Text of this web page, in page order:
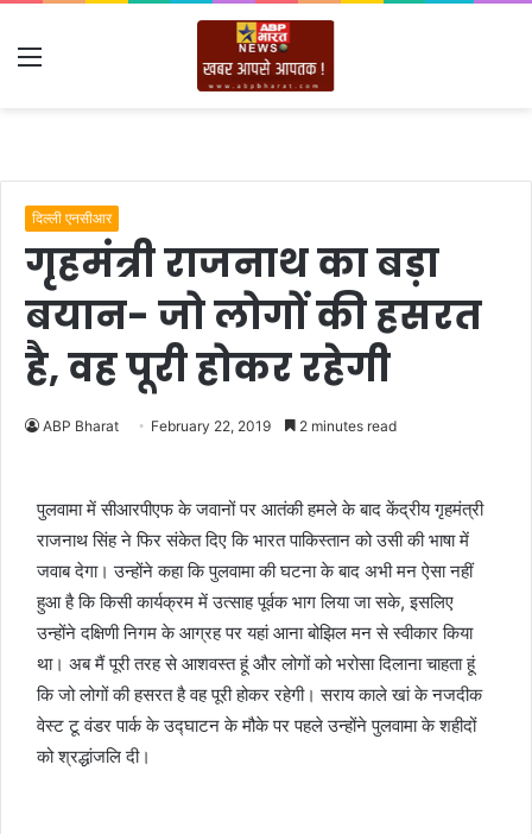
Menu
दिल्ली एनसीआर
गृहमंत्री राजनाथ का बड़ा
बयान- जो लोगों की हसरत
है, वह पूरी होकर रहेगी
ABP Bharat February 22, 2019 2 minutes read
पुलवामा में सीआरपीएफ के जवानों पर आतंकी हमले के बाद केंद्रीय गृहमंत्री
राजनाथ सिंह ने फिर संकेत दिए कि भारत पाकिस्तान को उसी की भाषा में
जवाब देगा। उन्होंने कहा कि पुलवामा की घटना के बाद अभी मन ऐसा नहीं
हुआ है कि किसी कार्यक्रम में उत्साह पूर्वक भाग लिया जा सके, इसलिए
उन्होंने दक्षिणी निगम के आग्रह पर यहां आना बोझिल मन से स्वीकार किया
था। अब मैं पूरी तरह से आशवस्त हूं और लोगों को भरोसा दिलाना चाहता हूं
कि जो लोगों की हसरत है वह पूरी होकर रहेगी। सराय काले खां के नजदीक
वेस्ट टू वंडर पार्क के उद्घाटन के मौके पर पहले उन्होंने पुलवामा के शहीदों
को श्रद्धांजलि दी।